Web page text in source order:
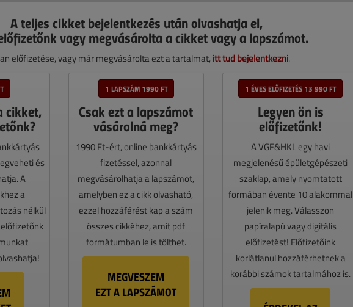
A teljes cikket bejelentkezés után olvashatja el,
vagy megvásárolta a cikket vagy a lapszámot.
előfizetése, vagy már megvásárolta ezt a tartalmat, itt tud bejelentkezni.
cikket,
és
A
a
nélkül
1 LAPSZÁM 1990 FT
Csak ezt a lapszámot
vásárolná meg?
1990 Ft-ért, online bankkártyás
fizetéssel, azonnal
megvásárolhatja a lapszámot,
amelyben ez a cikk olvasható,
ezzel hozzáférést kap a szám
összes cikkéhez, amit pdf
formátumban le is tölthet.
MEGVESZEM
EZT A LAPSZÁMOT
1 ÉVES ELŐFIZETÉS 13 990 FT
Legyen ön is
előfizetőnk!
A VGF&HKL egy havi
megjelenésű épületgépészeti
szaklap, amely nyomtatott
formában évente 10 alakommal
jelenik meg. Válasszon
papíralapú vagy digitális
előfizetést! Előfizetőink
korlátlanul hozzáférhetnek a
korábbi számok tartalmához is.